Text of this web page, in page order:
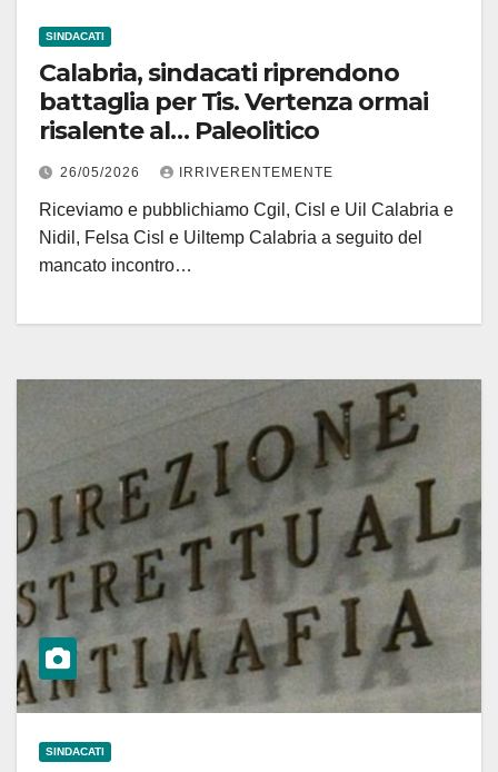
SINDACATI
Calabria, sindacati riprendono
battaglia per Tis. Vertenza ormai
risalente al… Paleolitico
26/05/2026 IRRIVERENTEMENTE
Riceviamo e pubblichiamo Cgil, Cisl e Uil Calabria e
Nidil, Felsa Cisl e Uiltemp Calabria a seguito del
mancato incontro…
SINDACATI